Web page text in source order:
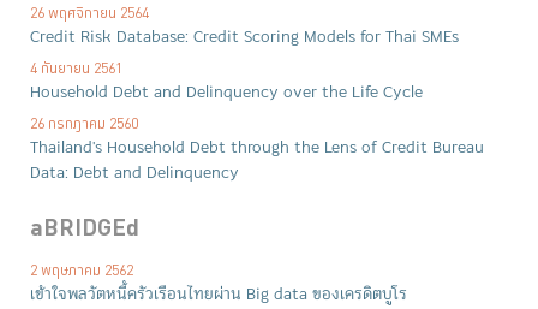
26 พฤศจิกายน 2564
Credit Risk Database: Credit Scoring Models for Thai SMEs
4 กันยายน 2561
Household Debt and Delinquency over the Life Cycle
26 กรกฎาคม 2560
Thailand's Household Debt through the Lens of Credit Bureau
Data: Debt and Delinquency
aBRIDGEd
2 พฤษภาคม 2562
เข้าใจพลวัตหนี้ครัวเรือนไทยผ่าน Big data ของเครดิตบูโร